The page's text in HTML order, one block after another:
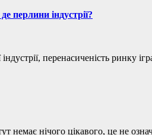
перлини індустрії?
перенасиченість ринку
немає нічого цікавого, це не